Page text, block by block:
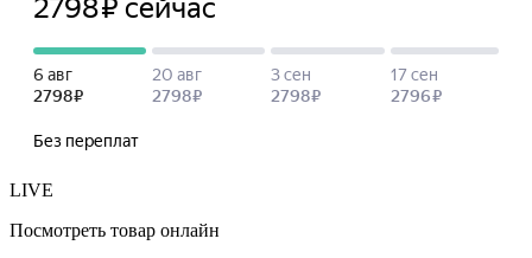
LIVE
Посмотреть товар онлайн